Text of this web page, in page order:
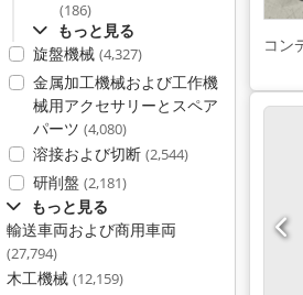
(186)
もっと見る
旋盤機械 (4,327)
金属加工機械および工作機
械用アクセサリーとスペア
パーツ (4,080)
溶接および切断 (2,544)
研削盤 (2,181)
もっと見る
輸送車両および商用車両
(27,794)
木工機械 (12,159)
コン